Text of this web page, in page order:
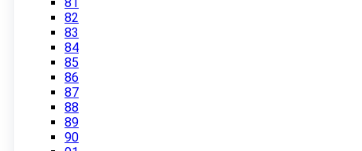
82
83
84
85
86
87
88
89
90